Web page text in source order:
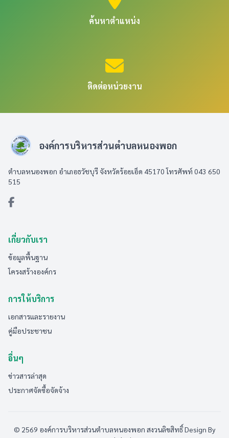
ค้นหาตำแหน่ง
ติดต่อหน่วยงาน
องค์การบริหารส่วนตำบลหนองพอก
ตำบลหนองพอก อำเภอธวัชบุรี จังหวัดร้อยเอ็ด 45170 โทรศัพท์ 043 650
515
เกี่ยวกับเรา
ข้อมูลพื้นฐาน
โครงสร้างองค์กร
การให้บริการ
เอกสารและรายงาน
คู่มือประชาชน
อื่นๆ
ข่าวสารล่าสุด
ประกาศจัดซื้อจัดจ้าง
© 2569 องค์การบริหารส่วนตำบลหนองพอก สงวนลิขสิทธิ์Design By